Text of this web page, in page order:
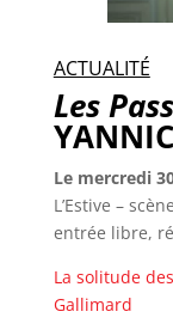
ACTUALITÉ
Les
Le mercredi
L’Estive –
entrée libre,
La solitude
Gallimard